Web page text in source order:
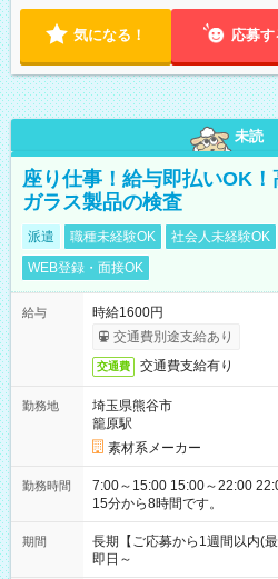
気になる！ 応募す
未読
座り仕事！給与即払いOK！
ガラス製品の検査
派遣 職種未経験OK 社会人未経験OK
WEB登録・面接OK
給与
時給1600円
交通費別途支給あり
交通費 交通費支給有り
勤務地
埼玉県熊谷市
籠原駅
素材系メーカー
勤務時間
7:00～15:00 15:00～22:00 22:00～7:00 ※表記の
15分から8時間です。
期間
長期【ご応募から1週間以内(
即日～